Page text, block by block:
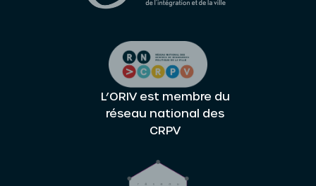
L’ORIV est membre du
réseau national des
CRPV